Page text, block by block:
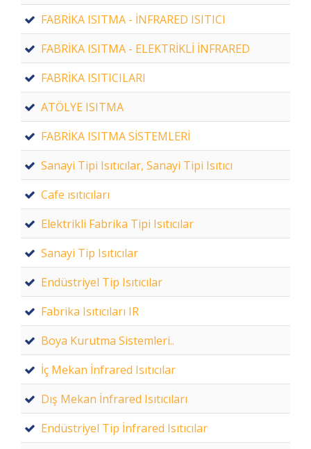
FABRİKA ISITMA - İNFRARED ISITICI
FABRİKA ISITMA - ELEKTRİKLİ İNFRARED
FABRİKA ISITICILARI
ATÖLYE ISITMA
FABRİKA ISITMA SİSTEMLERİ
Sanayi Tipi Isıtıcılar, Sanayi Tipi Isıtıcı
Cafe ısıtıcıları
Elektrikli Fabrika Tipi Isıtıcılar
Sanayi Tip Isıtıcılar
Endüstriyel Tip Isıtıcılar
Fabrika Isıtıcıları IR
Boya Kurutma Sistemleri..
İç Mekan İnfrared Isıtıcılar
Dış Mekan İnfrared Isıtıcıları
Endüstriyel Tip İnfrared Isıtıcılar